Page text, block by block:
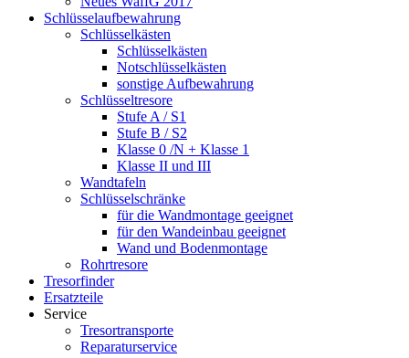
Schlüsselaufbewahrung
Schlüsselkästen
Schlüsselkästen
Notschlüsselkästen
sonstige Aufbewahrung
Schlüsseltresore
Stufe A / S1
Stufe B / S2
Klasse 0 /N + Klasse 1
Klasse II und III
Wandtafeln
Schlüsselschränke
für die Wandmontage geeignet
für den Wandeinbau geeignet
Wand und Bodenmontage
Rohrtresore
Tresorfinder
Ersatzteile
Service
Tresortransporte
Reparaturservice